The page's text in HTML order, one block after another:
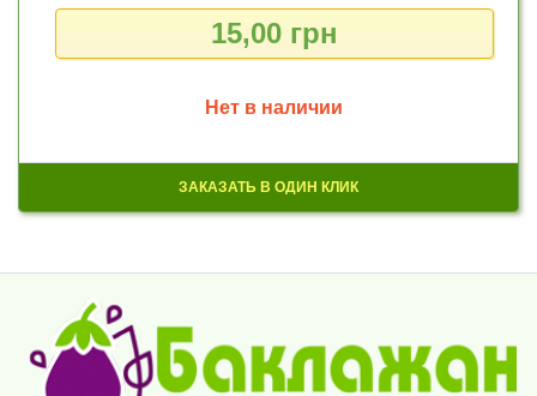
15,00 грн
Нет в наличии
ЗАКАЗАТЬ В ОДИН КЛИК